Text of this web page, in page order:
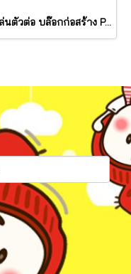
ของเล่นตัวต่อ บล๊อกก่อสร้าง PAW Patrol Match & Build Mission Cruiser รุ่น 33333 ยี่ห้อ Melissa & Doug